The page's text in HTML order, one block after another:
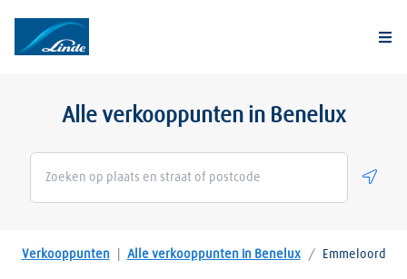
Alle verkooppunten in Benelux
Verkooppunten Alle verkooppunten in Benelux / Emmeloord